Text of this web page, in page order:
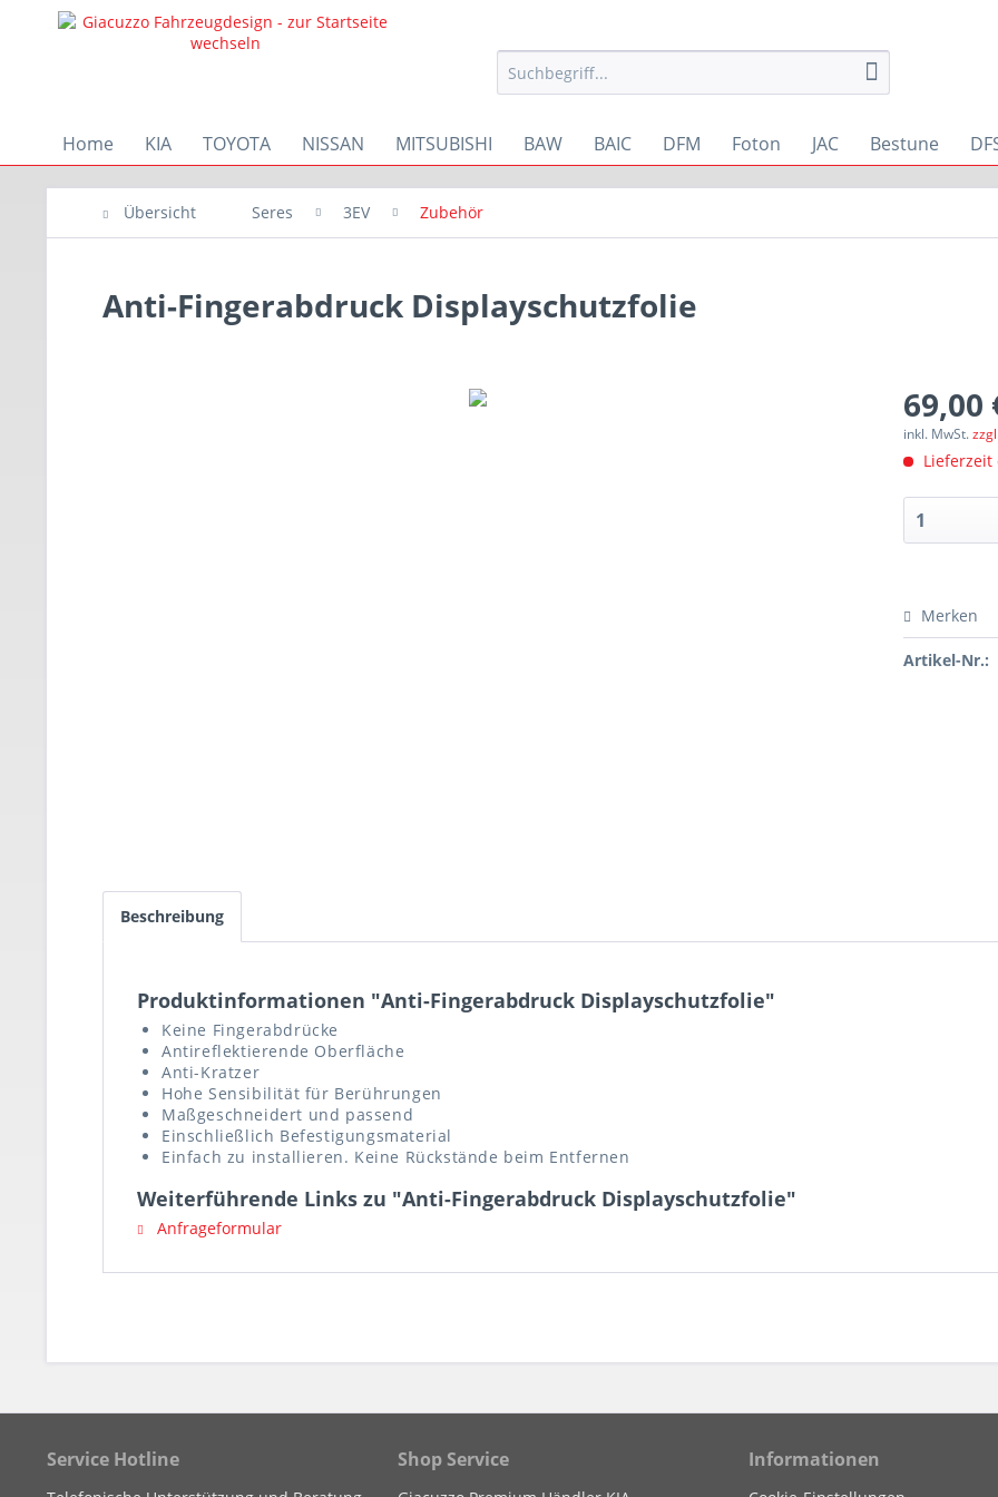
Home KIA TOYOTA NISSAN MITSUBISHI BAW BAIC DFM Foton JAC Bestune
Übersicht Seres 3EV Zubehör
Anti-Fingerabdruck Displayschutzfolie
69,00
inkl. MwSt.
Lieferzeit
Merken
Artikel-Nr.:
Beschreibung
Produktinformationen "Anti-Fingerabdruck Displayschutzfolie"
Keine Fingerabdrücke
Antireflektierende Oberfläche
Anti-Kratzer
Hohe Sensibilität für Berührungen
Maßgeschneidert und passend
Einschließlich Befestigungsmaterial
Einfach zu installieren. Keine Rückstände beim Entfernen
Weiterführende Links zu "Anti-Fingerabdruck Displayschutzfolie"
Anfrageformular
Service Hotline Shop Service Informationen